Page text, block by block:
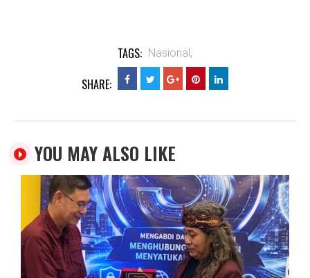
TAGS: Nasional,
SHARE:
YOU MAY ALSO LIKE